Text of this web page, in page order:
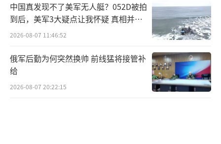
中国真发现不了美军无人艇？052D被拍
到后，美军3大疑点让我怀疑 真相并非
如此
2026-08-07 11:46:52
俄军后勤为何突然换帅 前线猛将接管补
给
2026-08-07 20:22:15